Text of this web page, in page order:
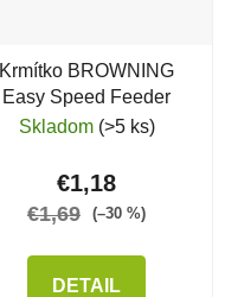
Krmítko BROWNING
Easy Speed Feeder
Skladom (>5 ks)
€1,18
€1,69 (–30 %)
DETAIL